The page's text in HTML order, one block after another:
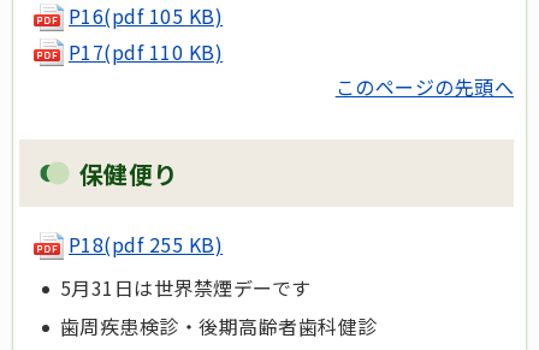
P16(pdf 105 KB)
P17(pdf 110 KB)
このページの先頭へ
保健便り
P18(pdf 255 KB)
5月31日は世界禁煙デーです
歯周疾患検診・後期高齢者歯科健診